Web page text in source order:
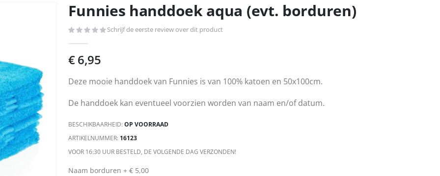
Funnies handdoek aqua (evt. borduren)
Schrijf de eerste review over dit product
€ 6,95
Deze mooie handdoek van Funnies is van 100% katoen en 50x100cm.
De handdoek kan eventueel voorzien worden van naam en/of datum.
BESCHIKBAARHEID: OP VOORRAAD
ARTIKELNUMMER 16123
VOOR 16:30 UUR BESTELD, DE VOLGENDE DAG VERZONDEN!
Naam borduren +€ 5,00